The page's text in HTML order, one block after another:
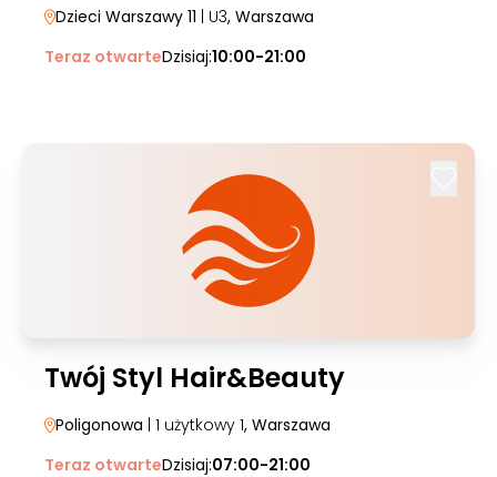
Dzieci Warszawy 11 | U3, Warszawa
Teraz otwarteDzisiaj:10:00-21:00
Twój Styl Hair&Beauty
Poligonowa | 1 użytkowy 1, Warszawa
Teraz otwarteDzisiaj:07:00-21:00